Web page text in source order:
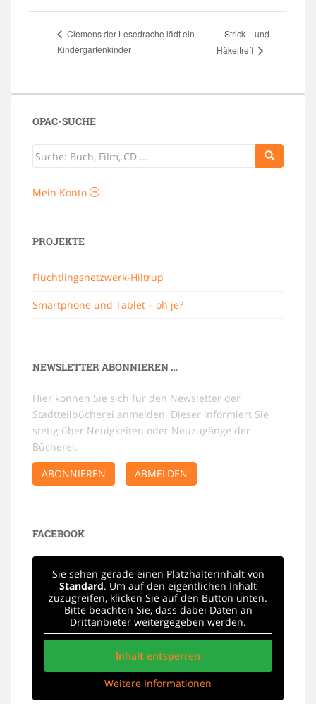
Clemens der Lesedrache lädt ein –
Kindergartenkinder
Strick – und
Häkeltreff
OPAC-SUCHE
Mein Konto
PROJEKTE
Flüchtlingsnetzwerk-Hiltrup
Smartphone und Tablet – oh je?
NEWSLETTER ABONNIEREN …
Hier können Sie sich für den Newsletter der
Stadtteilbücherei anmelden. Dieser informiert Sie
stetig über Neuigkeiten oder Neuzugänge der
Bücherei.
ABONNIEREN
ABMELDEN
FACEBOOK
Sie sehen gerade einen Platzhalterinhalt von
Standard. Um auf den eigentlichen Inhalt
zuzugreifen, klicken Sie auf den Button unten.
Bitte beachten Sie, dass dabei Daten an
Drittanbieter weitergegeben werden.
Inhalt entsperren
Weitere Informationen